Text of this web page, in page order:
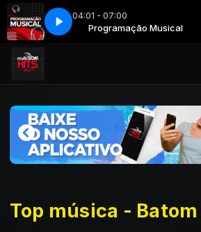
04:01 - 07:00
Programação Musical
Top música -